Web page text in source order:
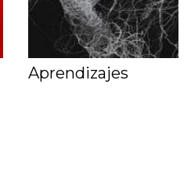
Aprendizajes